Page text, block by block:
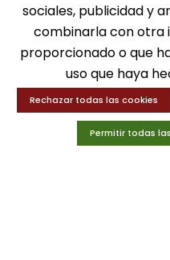
MENÚ
Balones
Educación física
Entrenamiento y
sociales, publicidad y
combinarla con otra
proporcionado o que
uso que haya
Rechazar todas las cookies
Permitir todas